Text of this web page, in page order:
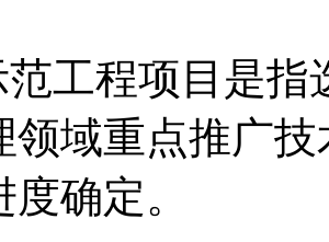
工程项目是指
领域重点推广
确定。